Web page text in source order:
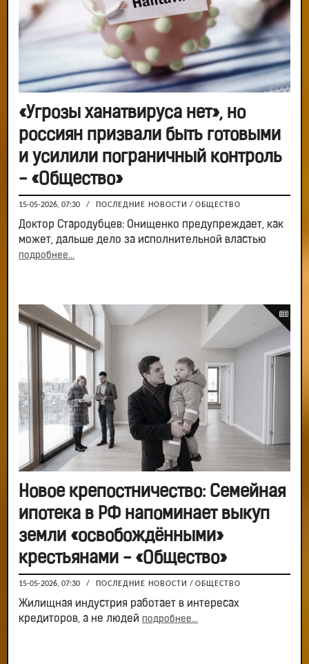
«Угрозы ханатвируса нет», но
россиян призвали быть готовыми
и усилили пограничный контроль
- «Общество»
15-05-2026, 07:30 / ПОСЛЕДНИЕ НОВОСТИ / ОБЩЕСТВО
Доктор Стародубцев: Онищенко предупреждает, как
может, дальше дело за исполнительной властью
подробнее...
Новое крепостничество: Семейная
ипотека в РФ напоминает выкуп
земли «освобождёнными»
крестьянами - «Общество»
15-05-2026, 07:30 / ПОСЛЕДНИЕ НОВОСТИ / ОБЩЕСТВО
Жилищная индустрия работает в интересах
кредиторов, а не людей подробнее...